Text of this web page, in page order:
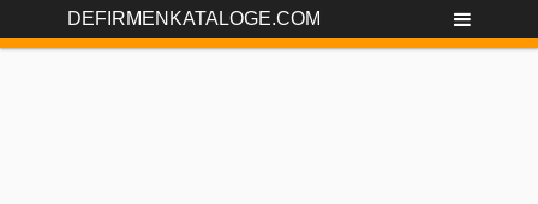
DEFIRMENKATALOGE.COM